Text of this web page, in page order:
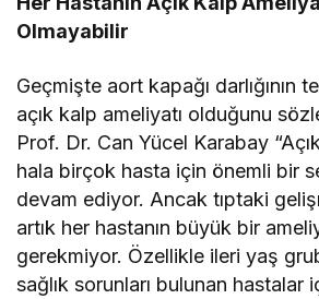
Olmayabilir
Geçmişte aort kapağı darlığının
açık kalp ameliyatı olduğunu
Prof. Dr. Can Yücel Karabay
hala birçok hasta için önemli bir
devam ediyor. Ancak tıptaki
artık her hastanın büyük bir
gerekmiyor. Özellikle ileri yaş
sağlık sorunları bulunan hastalar